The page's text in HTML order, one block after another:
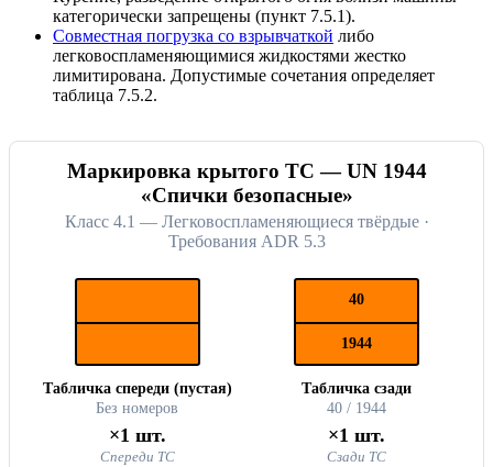
категорически запрещены (пункт 7.5.1).
Совместная погрузка со взрывчаткой либо
легковоспламеняющимися жидкостями жестко
лимитирована. Допустимые сочетания определяет
таблица 7.5.2.
Маркировка крытого ТС — UN 1944
«Спички безопасные»
Класс 4.1 — Легковоспламеняющиеся твёрдые ·
Требования ADR 5.3
Табличка спереди (пустая)
Без номеров
×1 шт.
Спереди ТС
40
1944
Табличка сзади
40 / 1944
×1 шт.
Сзади ТС